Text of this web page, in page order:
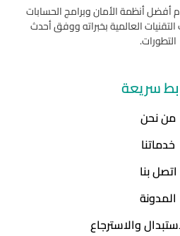
أفضل أنظمة الأمان وبرامج الحسابات
العالمية بخبراته ووفق أحدث
التطورات.
سريعة
من نحن
خدماتنا
اتصل بنا
المدونة
والاسترجاع